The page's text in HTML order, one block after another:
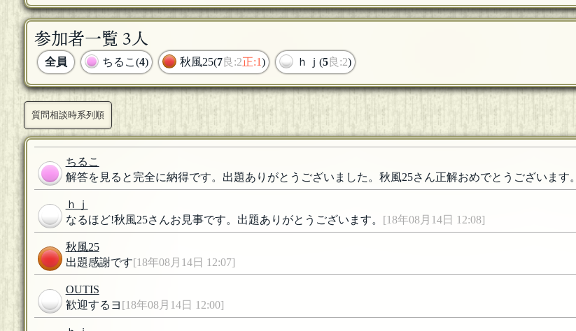
参加者一覧 3人
全員 ちるこ(4) 秋風25(7良:2正:1) ｈｊ(5良:2)
質問相談時系列順
ちるこ
解答を見ると完全に納得です。出題ありがとうございました。秋風25さん正解おめでとうございます。
ｈｊ
なるほど!秋風25さんお見事です。出題ありがとうございます。
[18年08月14日 12:08]
秋風25
出題感謝です[18年08月14日 12:07]
OUTIS
歓迎するヨ [18年08月14日 12:00]